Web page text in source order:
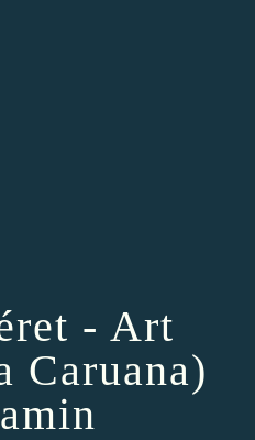
- Art
Caruana)